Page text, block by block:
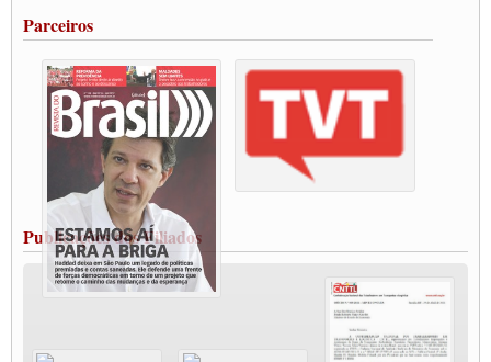
Vacina Já: Lockdown de 24 horas dos trabalhadores em transportes está mantido,
Condutores de Guarulhos farão greve sanitária nesta terça-feira (20)
Paralisação dos Caminhoneiros na #BR285, entrocamento que liga o Mercosul ao
Rio Grande
Caminhoneiros bloqueiam duas faixas na Castello Branco e fazem protesto
Modal-Live #13 Aumento da Violência Contra Mulher e o Adoecimento da Classe
Trabalhadora em Tempos de Pandemia
MODAL-LIVE#12 POLÍTICAS PÚBLICAS DE TRANSPORTE PARA A
CLASSE TRABALHADORA E ELEIÇÕES NA PANDEMIA
MODAL-LIVE#11 POLÍTICAS PÚBLICAS DE TRANSPORTE
JUVENTUDE DO TRANSPORTE: POR QUE DEVEMOS NOS ORGANIZAR?
Fabio Primo testa positivo para Coronavírus, mas está bem de saúde
Modal-Live#9 Quais são os direitos dos trabalhador@s que contraem a Covid-19 na
Parceiros
Publicações dos Filiados